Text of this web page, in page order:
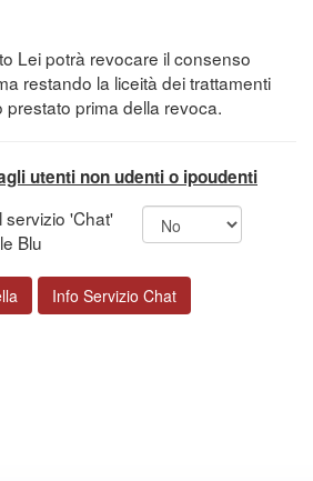
Lei potrà revocare il consenso
restando la liceità dei trattamenti
prima della revoca.
utenti non udenti o ipoudenti
servizio 'Chat'
Blu